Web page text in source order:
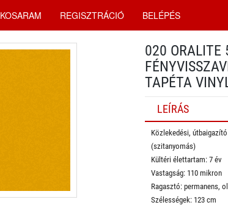
KOSARAM REGISZTRÁCIÓ BELÉPÉS
020 ORALITE
TAPÉTA
LEÍRÁS
Közlekedési,
(szitanyomás)
Kültéri élettartam: 7 év
Vastagság: 110 mikron
Ragasztó: permanens,
Szélességek: 123 cm